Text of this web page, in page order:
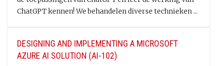
ChatGPT kennen! We behandelen diverse technieken ...
DESIGNING AND IMPLEMENTING A MICROSOFT
AZURE AI SOLUTION (AI-102)